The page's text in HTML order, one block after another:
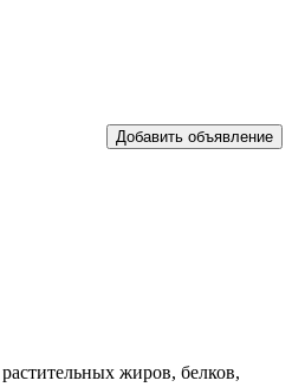
жиров, белков,